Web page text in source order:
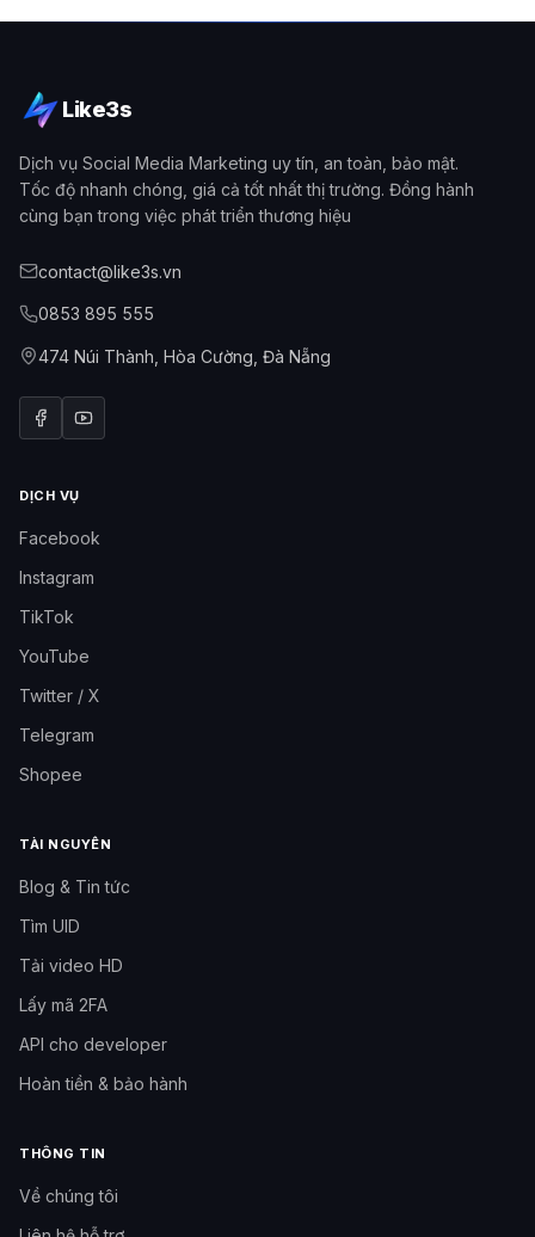
Like3s
Dịch vụ Social Media Marketing uy tín, an toàn, bảo mật.
Tốc độ nhanh chóng, giá cả tốt nhất thị trường. Đồng hành
cùng bạn trong việc phát triển thương hiệu
contact@like3s.vn
0853 895 555
474 Núi Thành, Hòa Cường, Đà Nẵng
DỊCH VỤ
Facebook
Instagram
TikTok
YouTube
Twitter / X
Telegram
Shopee
TÀI NGUYÊN
Blog & Tin tức
Tìm UID
Tải video HD
Lấy mã 2FA
API cho developer
Hoàn tiền & bảo hành
THÔNG TIN
Về chúng tôi